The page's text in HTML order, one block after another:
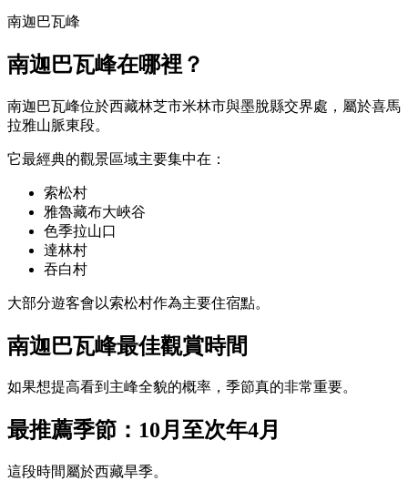
南迦巴瓦峰
南迦巴瓦峰在哪裡？
南迦巴瓦峰位於西藏林芝市米林市與墨脫縣交界處，屬於喜馬
拉雅山脈東段。
它最經典的觀景區域主要集中在：
索松村
雅魯藏布大峽谷
色季拉山口
達林村
吞白村
大部分遊客會以索松村作為主要住宿點。
南迦巴瓦峰最佳觀賞時間
如果想提高看到主峰全貌的概率，季節真的非常重要。
最推薦季節：10月至次年4月
這段時間屬於西藏旱季。